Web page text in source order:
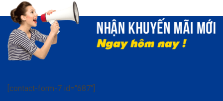
[contact-form-7 id="687"]